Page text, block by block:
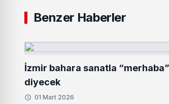
Benzer Haberler
İzmir bahara sanatla “merhaba”
diyecek
01 Mart 2026